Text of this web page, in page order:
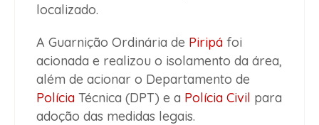
localizado.
A Guarnição Ordinária de Piripá foi
acionada e realizou o isolamento da área,
além de acionar o Departamento de
Polícia Técnica (DPT) e a Polícia Civil para
adoção das medidas legais.